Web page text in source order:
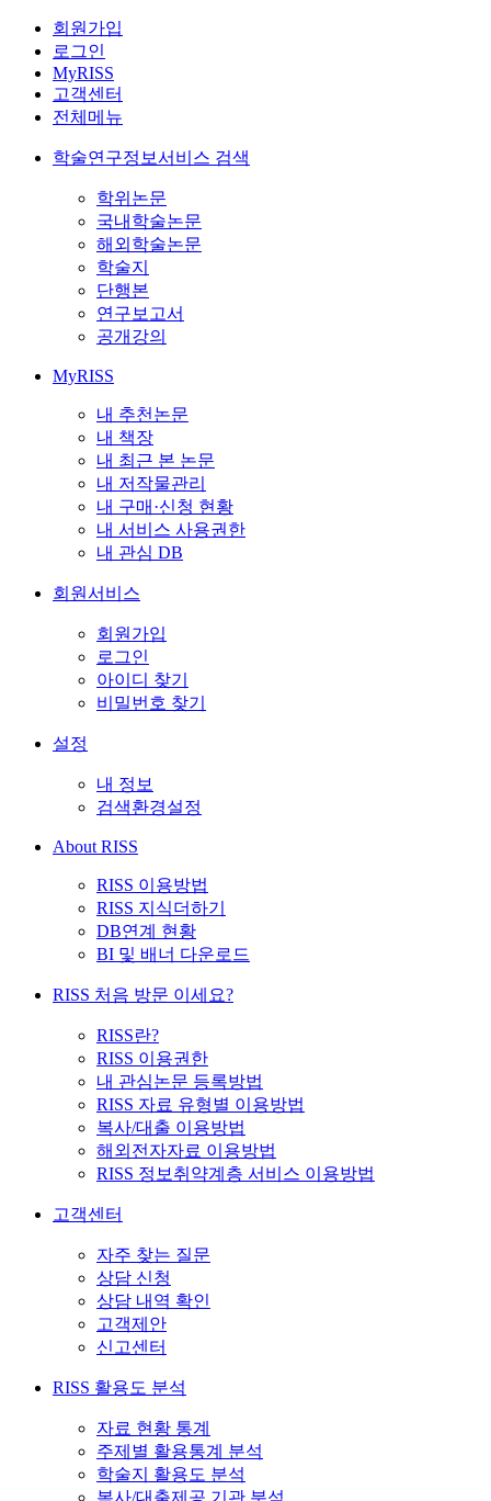
회원가입
로그인
MyRISS
고객센터
전체메뉴
학술연구정보서비스 검색
학위논문
국내학술논문
해외학술논문
학술지
단행본
연구보고서
공개강의
MyRISS
내 추천논문
내 책장
내 최근 본 논문
내 저작물관리
내 구매·신청 현황
내 서비스 사용권한
내 관심 DB
회원서비스
회원가입
로그인
아이디 찾기
비밀번호 찾기
설정
내 정보
검색환경설정
About RISS
RISS 이용방법
RISS 지식더하기
DB연계 현황
BI 및 배너 다운로드
RISS 처음 방문 이세요?
RISS란?
RISS 이용권한
내 관심논문 등록방법
RISS 자료 유형별 이용방법
복사/대출 이용방법
해외전자자료 이용방법
RISS 정보취약계층 서비스 이용방법
고객센터
자주 찾는 질문
상담 신청
상담 내역 확인
고객제안
신고센터
RISS 활용도 분석
자료 현황 통계
주제별 활용통계 분석
학술지 활용도 분석
복사/대출제공 기관 분석